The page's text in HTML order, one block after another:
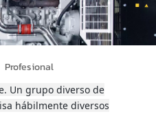
Profesional
Un grupo diverso de
hábilmente diversos